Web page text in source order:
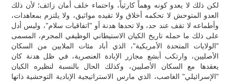
لكن ذلك لا يعدو كونه وهماً كارثياً، واحتماء خلف أمان زائف؛ لأن ذلك
العدو المتوحش لا تحكمه أخلاق ولا تقيده مواثيق، ولا يلتزم بمعاهدات،
وأطماعه لا تقف عند حد، ولا تحدها هدنة أو "اتفاقيات سلام"، وليس أدل
على ذلك ما حمله تاريخ الكيان الاستيطاني الوظيفي المجرم، المسمى
"الولايات المتحدة الأمريكية"، الذي أباد مئات الملايين من السكان
الأصليين، وارتكب أبشع مجازر الإبادة العنصرية، في ظل هدنة كان
يعقدها مع السكان الأصليين، وكذلك الحال بالنسبة لنظيره الكيان
"الإسرائيلي" الغاصب، الذي مارس الاستراتيجية الإبادية التوحشية ذاتها